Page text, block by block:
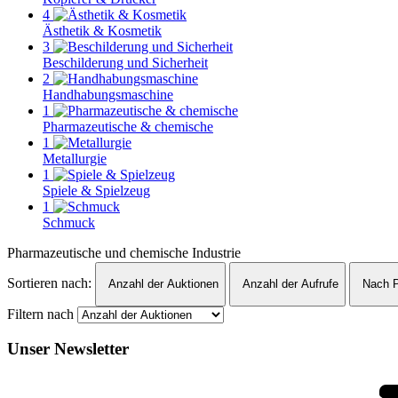
4
Ästhetik & Kosmetik
3
Beschilderung und Sicherheit
2
Handhabungsmaschine
1
Pharmazeutische & chemische
1
Metallurgie
1
Spiele & Spielzeug
1
Schmuck
Pharmazeutische und chemische Industrie
Sortieren nach:
Anzahl der Auktionen Anzahl der Aufrufe Nach
Filtern nach
Unser Newsletter